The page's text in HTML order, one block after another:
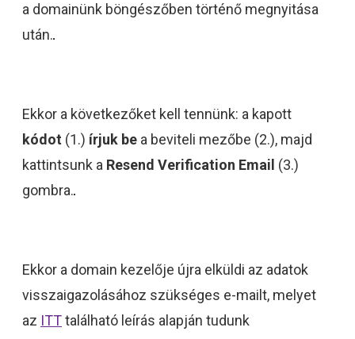
a domainünk böngészőben történő megnyitása
után.
Ekkor a következőket kell tennünk: a kapott
kódot (1.) írjuk be a beviteli mezőbe (2.), majd
kattintsunk a Resend Verification Email (3.)
gombra.
Ekkor a domain kezelője újra elküldi az adatok
visszaigazolásához szükséges e-mailt, melyet
az ITTtalálható leírás alapján tudunk